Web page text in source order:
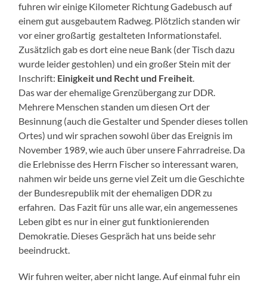
fuhren wir einige Kilometer Richtung Gadebusch auf
einem gut ausgebautem Radweg. Plötzlich standen wir
vor einer großartig gestalteten Informationstafel.
Zusätzlich gab es dort eine neue Bank (der Tisch dazu
wurde leider gestohlen) und ein großer Stein mit der
Inschrift: Einigkeit und Recht und Freiheit.
Das war der ehemalige Grenzübergang zur DDR.
Mehrere Menschen standen um diesen Ort der
Besinnung (auch die Gestalter und Spender dieses tollen
Ortes) und wir sprachen sowohl über das Ereignis im
November 1989, wie auch über unsere Fahrradreise. Da
die Erlebnisse des Herrn Fischer so interessant waren,
nahmen wir beide uns gerne viel Zeit um die Geschichte
der Bundesrepublik mit der ehemaligen DDR zu
erfahren. Das Fazit für uns alle war, ein angemessenes
Leben gibt es nur in einer gut funktionierenden
Demokratie. Dieses Gespräch hat uns beide sehr
beeindruckt.
Wir fuhren weiter, aber nicht lange. Auf einmal fuhr ein